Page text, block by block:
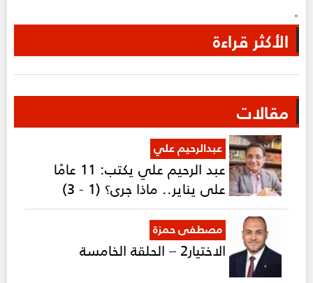
"
الأكثر قراءة
مقالات
عبدالرحيم علي
عبد الرحيم علي يكتب: 11 عامًا
على يناير.. ماذا جرى؟ (1 - 3)
مصطفى حمزة
الاختيار2 – الحلقة الخامسة